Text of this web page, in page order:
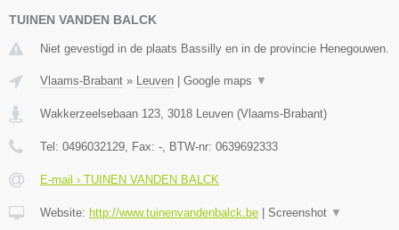
TUINEN VANDEN BALCK
Niet gevestigd in de plaats Bassilly en in de provincie Henegouwen.
Vlaams-Brabant » Leuven Google maps ▼
Wakkerzeelsebaan 123 3018 Leuven (Vlaams-Brabant)
Tel: 0496032129 , Fax: - , BTW-nr: 0639692333
E-mail › TUINEN VANDEN BALCK
Website: http://www.tuinenvandenbalck.be Screenshot ▼